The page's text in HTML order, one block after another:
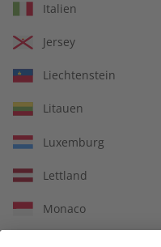
Großer Sprachteil mit
Lernen in allen
Italien
Jersey
Liechtenstein
Litauen
Luxemburg
Lettland
Monaco